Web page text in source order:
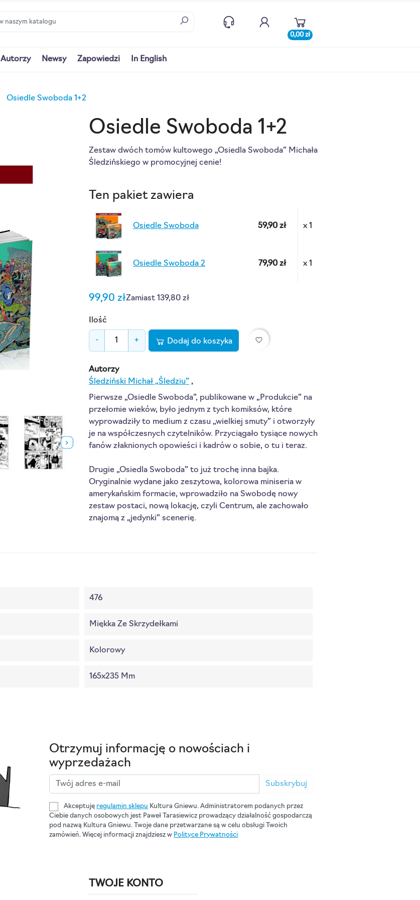
0,00 zł
Autorzy Newsy Zapowiedzi In English
Osiedle Swoboda 1+2
Osiedle Swoboda 1+2
Zestaw dwóch tomów kultowego „Osiedla Swoboda” Michała
Śledzińskiego w promocyjnej cenie!
Ten pakiet zawiera
Osiedle Swoboda 59,90 zł x 1
Osiedle Swoboda 2 79,90 zł x 1
99,90 złZamiast 139,80 zł
Ilość
- + Dodaj do koszyka favorite_border
Autorzy
Śledziński Michał „Śledziu” ,
Pierwsze „Osiedle Swoboda”, publikowane w „Produkcie” na
przełomie wieków, było jednym z tych komiksów, które
wyprowadziły to medium z czasu „wielkiej smuty” i otworzyły
je na współczesnych czytelników. Przyciągało tysiące nowych
fanów złaknionych opowieści i kadrów o sobie, o tu i teraz.
Drugie „Osiedla Swoboda” to już trochę inna bajka.
Oryginalnie wydane jako zeszytowa, kolorowa miniseria w
amerykańskim formacie, wprowadziło na Swobodę nowy
zestaw postaci, nową lokację, czyli Centrum, ale zachowało
znajomą z „jedynki” scenerię.
476
Miękka Ze Skrzydełkami
Kolorowy
165x235 Mm
Otrzymuj informację o nowościach i
wyprzedażach
Subskrybuj
Akceptuję regulamin sklepu Kultura Gniewu. Administratorem podanych przez
Ciebie danych osobowych jest Paweł Tarasiewicz prowadzący działalność gospodarczą
pod nazwą Kultura Gniewu. Twoje dane przetwarzane są w celu obsługi Twoich
zamówień. Więcej informacji znajdziesz w Polityce Prywatności
TWOJE KONTO